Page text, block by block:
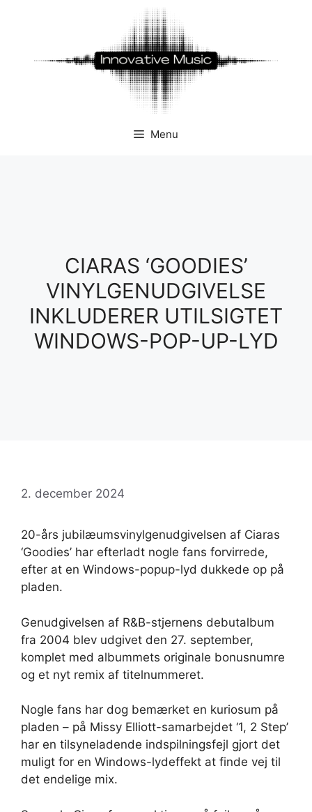
Menu
CIARAS ‘GOODIES’
VINYLGENUDGIVELSE
INKLUDERER UTILSIGTET
WINDOWS-POP-UP-LYD
2. december 2024
20-års jubilæumsvinylgenudgivelsen af ​​Ciaras
‘Goodies’ har efterladt nogle fans forvirrede,
efter at en Windows-popup-lyd dukkede op på
pladen.
Genudgivelsen af ​​R&B-stjernens debutalbum
fra 2004 blev udgivet den 27. september,
komplet med albummets originale bonusnumre
og et nyt remix af titelnummeret.
Nogle fans har dog bemærket en kuriosum på
pladen – på Missy Elliott-samarbejdet ‘1, 2 Step’
har en tilsyneladende indspilningsfejl gjort det
muligt for en Windows-lydeffekt at finde vej til
det endelige mix.